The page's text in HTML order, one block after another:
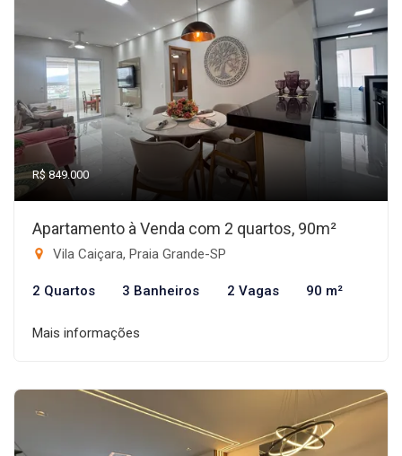
R$ 849.000
Apartamento à Venda com 2 quartos, 90m²
Vila Caiçara, Praia Grande-SP
2 Quartos 3 Banheiros 2 Vagas 90 m²
Mais informações